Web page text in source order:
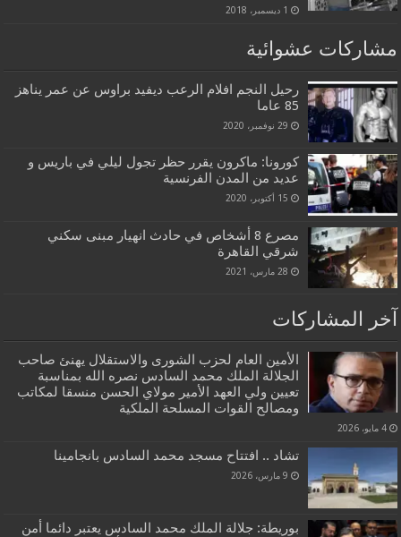
1 ديسمبر، 2018
مشاركات عشوائية
رحيل النجم افلام الرعب ديفيد براوس عن عمر يناهز
85 عاما
29 نوفمبر، 2020
كورونا: ماكرون يقرر حظر تجول ليلي في باريس و
عديد من المدن الفرنسية
15 أكتوبر، 2020
مصرع 8 أشخاص في حادث انهيار مبنى سكني
شرقي القاهرة
28 مارس، 2021
آخر المشاركات
الأمين العام لحزب الشورى والاستقلال يهنئ صاحب
الجلالة الملك محمد السادس نصره الله بمناسبة
تعيين ولي العهد الأمير مولاي الحسن منسقا لمكاتب
ومصالح القوات المسلحة الملكية
4 مايو، 2026
تشاد .. افتتاح مسجد محمد السادس بانجامينا
9 مارس، 2026
بوريطة: جلالة الملك محمد السادس يعتبر دائما أمن